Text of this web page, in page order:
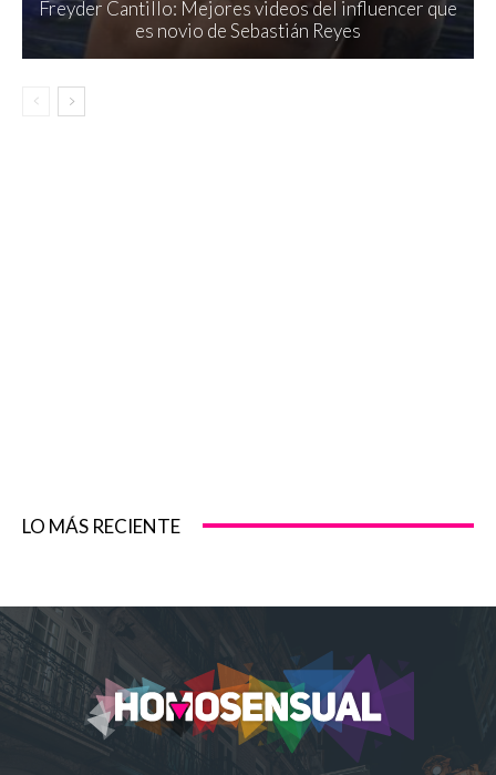
Freyder Cantillo: Mejores videos del influencer que
es novio de Sebastián Reyes
LO MÁS RECIENTE